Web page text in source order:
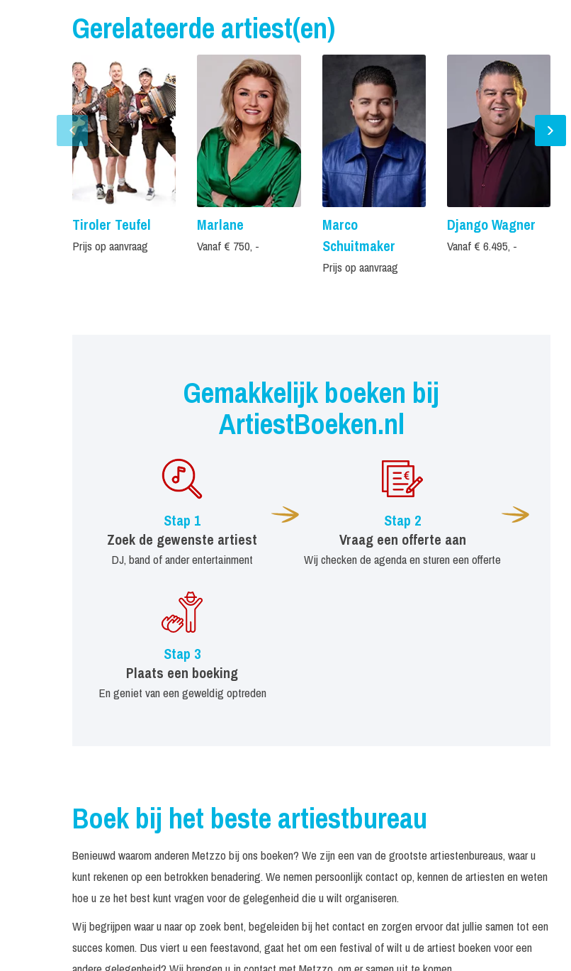
Gerelateerde artiest(en)
Tiroler Teufel
Prijs op aanvraag
Marlane
Vanaf € 750, -
Marco
Schuitmaker
Prijs op aanvraag
Django Wagner
Vanaf € 6.495, -
Gemakkelijk boeken bij
ArtiestBoeken.nl
Stap 1
Zoek de gewenste artiest
DJ, band of ander entertainment
Stap 2
Vraag een offerte aan
Wij checken de agenda en sturen een offerte
Stap 3
Plaats een boeking
En geniet van een geweldig optreden
Boek bij het beste artiestbureau
Benieuwd waarom anderen Metzzo bij ons boeken? We zijn een van de grootste artiestenbureaus, waar u
kunt rekenen op een betrokken benadering. We nemen persoonlijk contact op, kennen de artiesten en weten
hoe u ze het best kunt vragen voor de gelegenheid die u wilt organiseren.
Wij begrijpen waar u naar op zoek bent, begeleiden bij het contact en zorgen ervoor dat jullie samen tot een
succes komen. Dus viert u een feestavond, gaat het om een festival of wilt u de artiest boeken voor een